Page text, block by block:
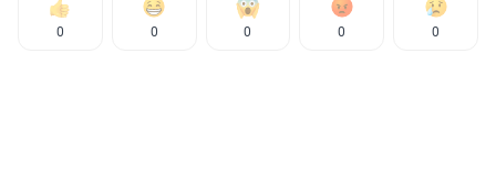
0 0 0 0 0